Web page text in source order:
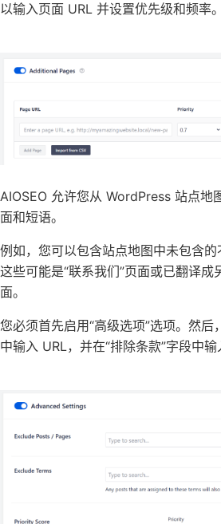
以输入页面 URL 并设置优先级和频率。
AIOSEO 允许您从 WordPress 站点地
面和短语。
例如，您可以包含站点地图中未包含的
这些可能是“联系我们”页面或已翻译成
面。
您必须首先启用“高级选项”选项。然后
中输入 URL，并在“排除条款”字段中输